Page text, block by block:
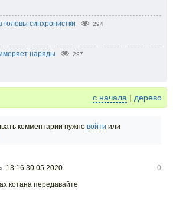
головы синхронистки 294
наряды 297
с начала | дерево
комментарии нужно войти или
13:16 30.05.2020
0
котана передавайте